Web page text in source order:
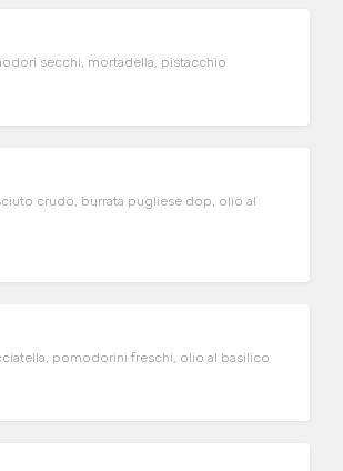
secchi, mortadella, pistacchio
crudo, burrata pugliese dop, olio al
pomodorini freschi, olio al basilico